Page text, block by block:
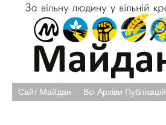
Сайт Майдан Всі Архіви Публікацій